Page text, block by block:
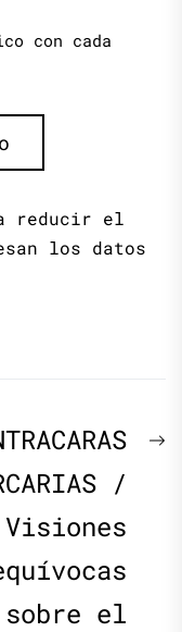
con cada
reducir el
los datos
/
Visiones
sobre el